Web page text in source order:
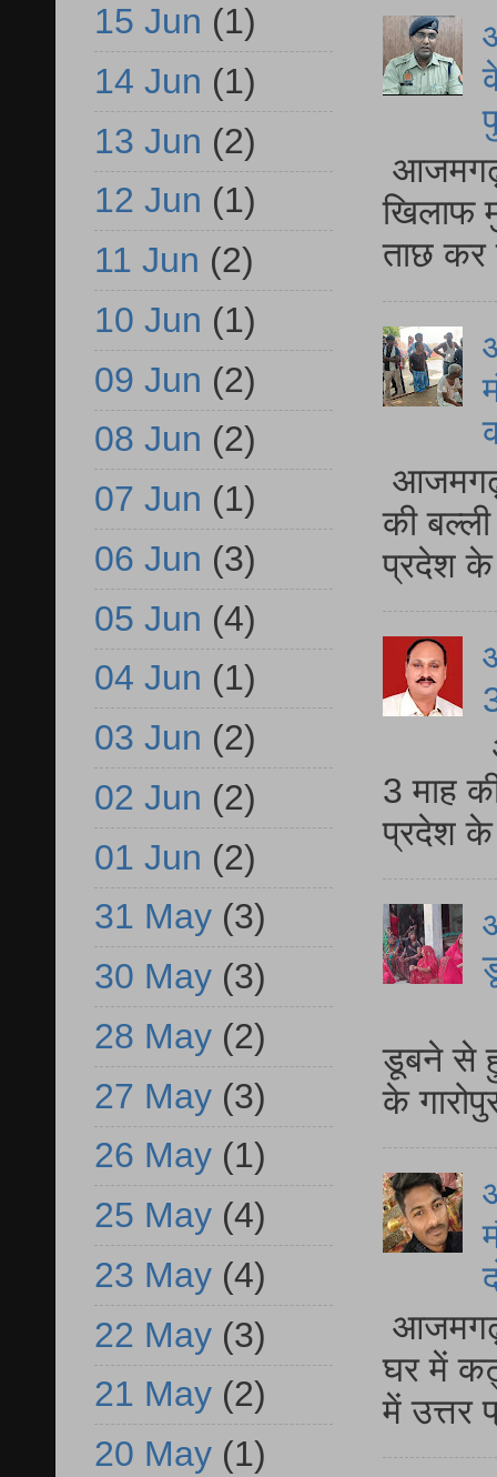
आजमगढ़
खिलाफ
ताछ कर
आजमगढ़
की
प्रदेश
3 माह
प्रदेश
डूबने से
के
घर में
में
15 Jun (1)
14 Jun (1)
13 Jun (2)
12 Jun (1)
11 Jun (2)
10 Jun (1)
09 Jun (2)
08 Jun (2)
07 Jun (1)
06 Jun (3)
05 Jun (4)
04 Jun (1)
03 Jun (2)
02 Jun (2)
01 Jun (2)
31 May (3)
30 May (3)
28 May (2)
27 May (3)
26 May (1)
25 May (4)
23 May (4)
22 May (3)
21 May (2)
20 May (1)